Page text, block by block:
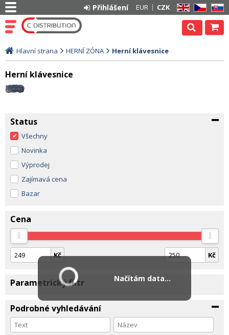
EN CZ SK
EUR CZK
Přihlášení
Hlavní strana HERNÍ ZÓNA Herní klávesnice
Herní klávesnice
Status
Všechny
Novinka
Výprodej
Zajímavá cena
Bazar
Cena
Kč Kč
Parametrický filtr
Podrobné vyhledávání
Načítám data...